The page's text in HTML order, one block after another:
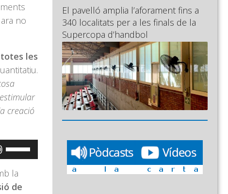
no
les
creació
Feu
servir
les
tecles
la
de
El pavelló amplia l’aforament fins a
340 localitats per a les finals de la
Supercopa d’handbol